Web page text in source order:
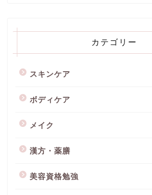
カテゴリー
スキンケア
ボディケア
メイク
漢方・薬膳
美容資格勉強